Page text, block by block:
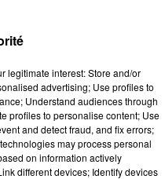
un juge
proféré
mois de
potes en
fois pour
legitimate interest: Store and/or
advertising; Use profiles to
Understand audiences through
profiles to personalise content; Use
and detect fraud, and fix errors;
may process personal
on information actively
different devices; Identify devices